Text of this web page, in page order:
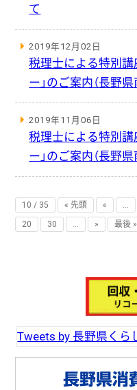
て
2019年12月02日
税理士による特別講
ー」のご案内（長野
2019年11月06日
税理士による特別講
ー」のご案内（長野
10 / 35 « 先頭 « ...
20
30 ... » 最後 »
Tweets by 長野県くら
長野県消